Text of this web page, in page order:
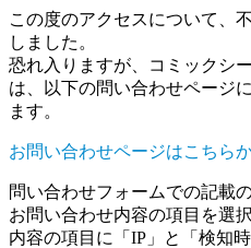
この度のアクセスについて、
しました。
恐れ入りますが、コミックシ
は、以下の問い合わせページ
ます。
お問い合わせページはこちら
問い合わせフォームでの記載
お問い合わせ内容の項目を選
内容の項目に「IP」と「検知